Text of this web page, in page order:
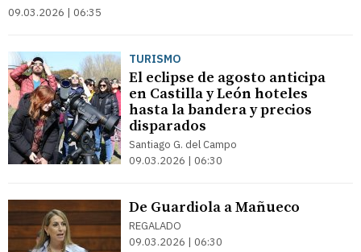
09.03.2026 | 06:35
TURISMO
El eclipse de agosto anticipa
en Castilla y León hoteles
hasta la bandera y precios
disparados
Santiago G. del Campo
09.03.2026 | 06:30
De Guardiola a Mañueco
REGALADO
09.03.2026 | 06:30